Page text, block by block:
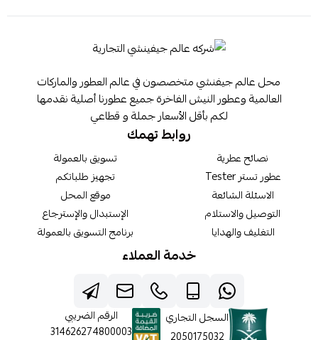
محل عالم جيفنشي متخصصون في عالم العطور والماركات
العالمية وعطور النيش الفاخرة جميع عطورنا أصلية نقدمها
لكم بأقل الأسعار جملة و قطاعي
روابط تهمك
نصائح عطرية
عطور تستر Tester
الاسئلة الشائعة
التوصيل والاستلام
التغليف والهدايا
تسويق بالعمولة
تجهيز طلباتكم
موقع المحل
الإستبدال والإسترجاع
برنامج التسويق بالعمولة
خدمة العملاء
السجل التجاري
2050175032
الرقم الضريبي
314626274800003